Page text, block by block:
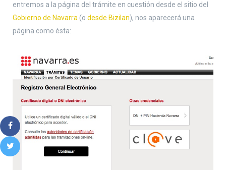
entremos a la página del trámite en cuestión desde el sitio del
Gobierno de Navarra (o desde Bizilan), nos aparecerá una
página como ésta: